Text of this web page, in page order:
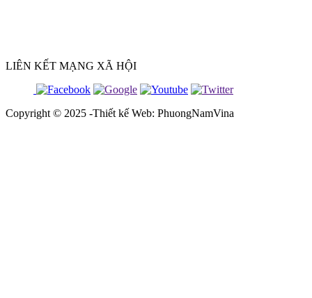
LIÊN KẾT MẠNG XÃ HỘI
Copyright © 2025 -Thiết kế Web: PhuongNamVina